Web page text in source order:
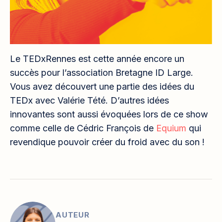
Le TEDxRennes est cette année encore un
succès pour l’association Bretagne ID Large.
Vous avez découvert une partie des idées du
TEDx avec Valérie Tété. D’autres idées
innovantes sont aussi évoquées lors de ce show
comme celle de Cédric François de Equium qui
revendique pouvoir créer du froid avec du son !
AUTEUR